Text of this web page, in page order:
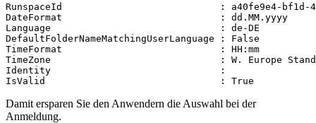
RunspaceId                            : a40fe9e4-bf1d-
DateFormat                            : dd.MM.yyyy
Language                              : de-DE
DefaultFolderNameMatchingUserLanguage : False
TimeFormat                            : HH:mm
TimeZone                              : W. Europe
Identity                              :
IsValid                               : True
Damit ersparen Sie den Anwendern die Auswahl bei der
Anmeldung.